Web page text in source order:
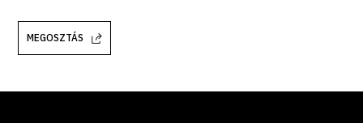
MEGOSZTÁS